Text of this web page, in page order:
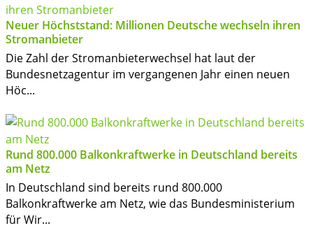
Neuer Höchststand: Millionen Deutsche wechseln ihren
Stromanbieter
Die Zahl der Stromanbieterwechsel hat laut der
Bundesnetzagentur im vergangenen Jahr einen neuen
Höc...
Rund 800.000 Balkonkraftwerke in Deutschland bereits
am Netz
In Deutschland sind bereits rund 800.000
Balkonkraftwerke am Netz, wie das Bundesministerium
für Wir...